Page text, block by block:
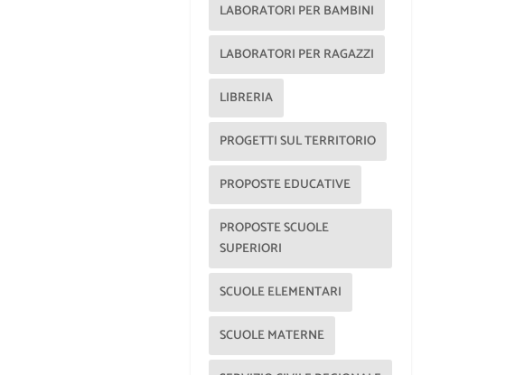
LABORATORI PER BAMBINI
LABORATORI PER RAGAZZI
LIBRERIA
PROGETTI SUL TERRITORIO
PROPOSTE EDUCATIVE
PROPOSTE SCUOLE
SUPERIORI
SCUOLE ELEMENTARI
SCUOLE MATERNE